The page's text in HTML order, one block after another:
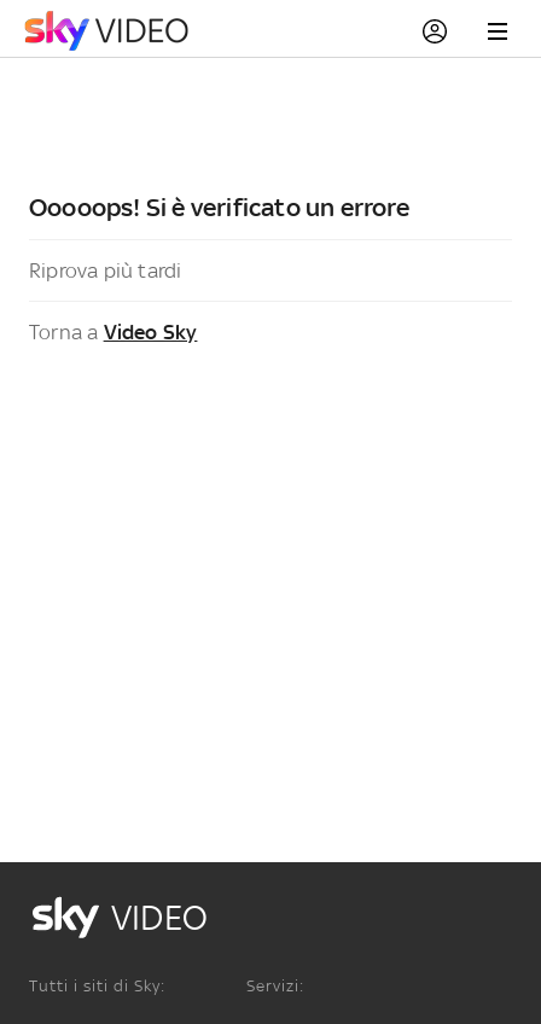
Ooooops! Si è verificato un errore
Riprova più tardi
Torna a Video Sky
VIDEO
Tutti i siti di Sky: Servizi: